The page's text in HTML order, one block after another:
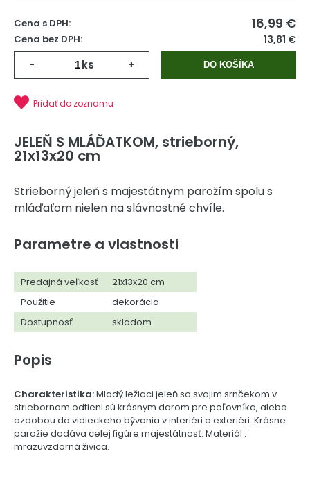
Cena s DPH: 16,99 €
Cena bez DPH: 13,81 €
- ks + DO KOŠÍKA
Pridať do zoznamu
JELEŇ S MLÁĎATKOM, strieborný,
21x13x20 cm
Strieborný jeleň s majestátnym parožím spolu s
mláďaťom nielen na slávnostné chvíle.
Parametre a vlastnosti
Predajná veľkosť
21x13x20 cm
Použitie
dekorácia
Dostupnosť
skladom
Popis
Charakteristika:Mladý ležiaci jeleň so svojim srnčekom v
striebornom odtieni sú krásnym darom pre poľovníka, alebo
ozdobou do vidieckeho bývania v interiéri a exteriéri. Krásne
parožie dodáva celej figúre majestátnosť. Materiál :
mrazuvzdorná živica.